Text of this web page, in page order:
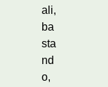
ali,
ba
sta
nd
o,